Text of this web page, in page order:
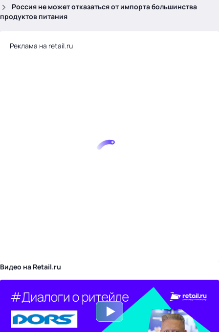
Россия не может отказаться от импорта большинства
продуктов питания
Реклама на retail.ru
Видео на Retail.ru